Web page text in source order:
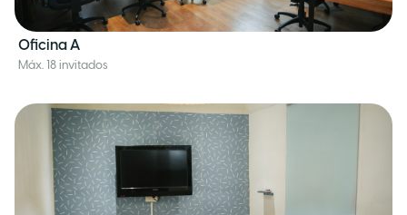
Oficina A
Máx. 18 invitados